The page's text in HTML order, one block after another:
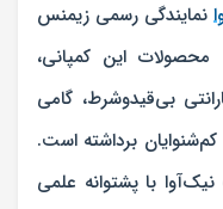
نمایندگی رسمی زیمنس
محصولات این کمپانی،
بی‌قید‌و‌شرط، گامی
برداشته است.
با پشتوانه علمی